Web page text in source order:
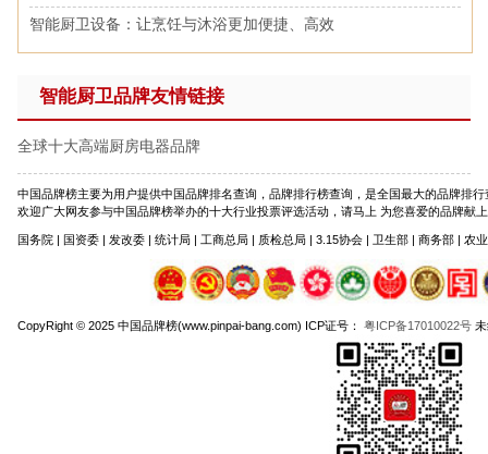
智能厨卫设备：让烹饪与沐浴更加便捷、高效
智能厨卫品牌友情链接
全球十大高端厨房电器品牌
中国品牌榜主要为用户提供中国品牌排名查询，品牌排行榜查询，是全国最大的品牌排
欢迎广大网友参与中国品牌榜举办的十大行业投票评选活动，请马上 为您喜爱的品牌献
国务院 | 国资委 | 发改委 | 统计局 | 工商总局 | 质检总局 | 3.15协会 | 卫生部 | 商务部 | 农
CopyRight © 2025 中国品牌榜(www.pinpai-bang.com) ICP证号： 粤ICP备17010022号未